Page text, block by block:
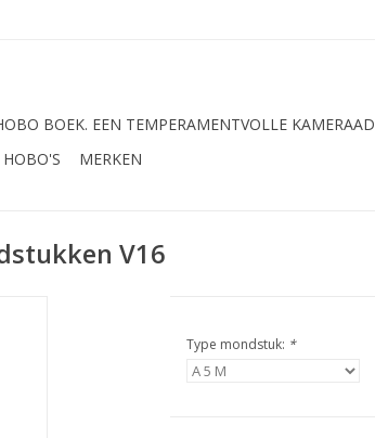
BOEK. EEN TEMPERAMENTVOLLE KAMERAAD
HOBO'S
MERKEN
V16
Type mondstuk: *